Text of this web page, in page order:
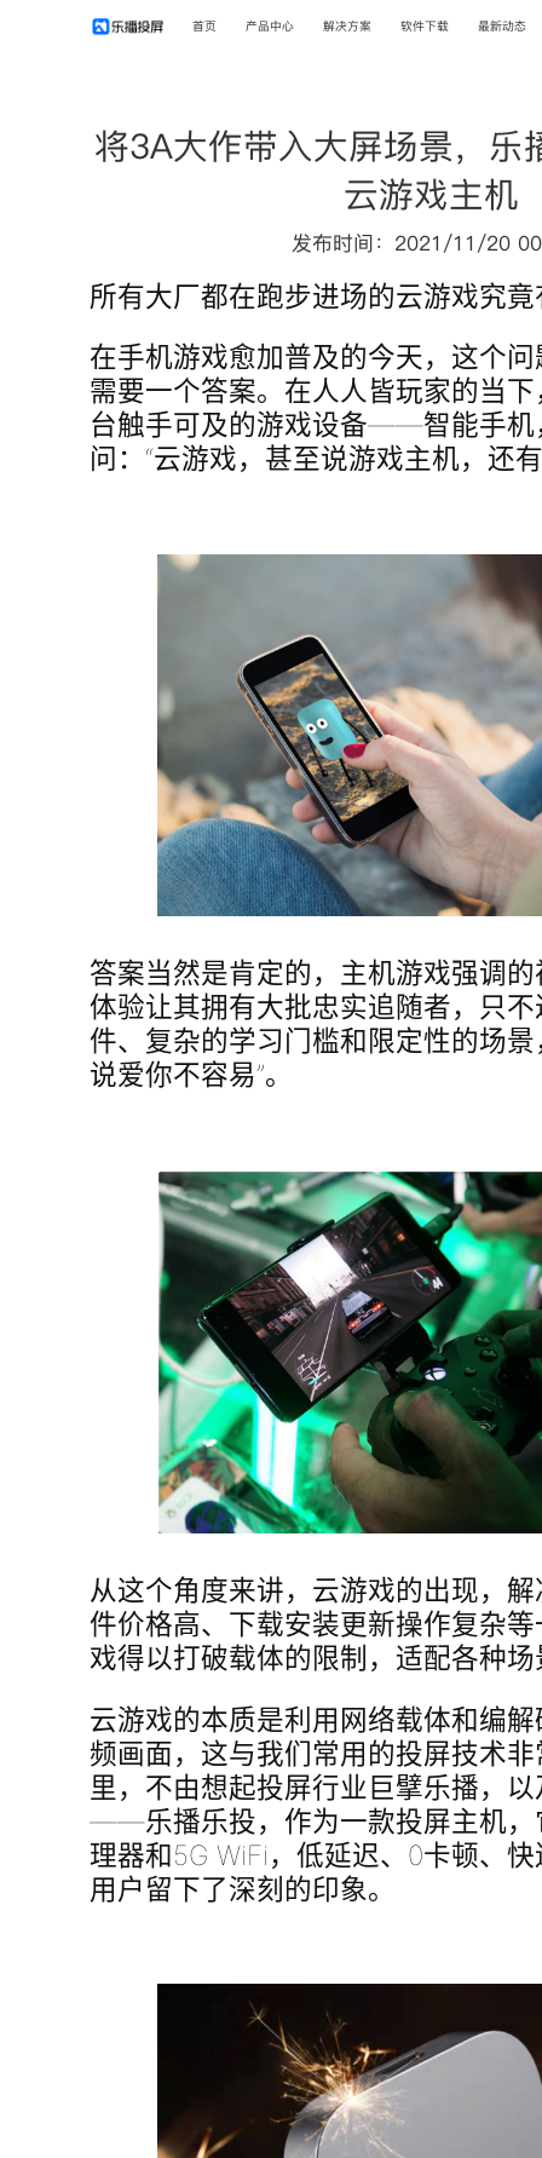
首页 产品中心 解决方案 软件下载 最新动态
将3A大作带入大屏场景，乐
云游戏主机
发布时间：2021/11/20
所有大厂都在跑步进场的云游戏究
在手机游戏愈加普及的今天，这个
需要一个答案。在人人皆玩家的当
台触手可及的游戏设备——智能手机
问：“云游戏，甚至说游戏主机，还
答案当然是肯定的，主机游戏强调
体验让其拥有大批忠实追随者，只
件、复杂的学习门槛和限定性的场景
说爱你不容易”。
从这个角度来讲，云游戏的出现，
件价格高、下载安装更新操作复杂
戏得以打破载体的限制，适配各种
云游戏的本质是利用网络载体和编
频画面，这与我们常用的投屏技术
里，不由想起投屏行业巨擘乐播，
——乐播乐投，作为一款投屏主机，
理器和5G WiFi，低延迟、0卡顿、
用户留下了深刻的印象。